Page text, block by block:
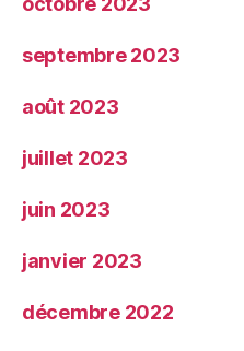
septembre 2023
août 2023
juillet 2023
juin 2023
janvier 2023
décembre 2022